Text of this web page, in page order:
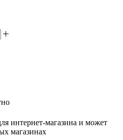
интернет-магазина и может
магазинах